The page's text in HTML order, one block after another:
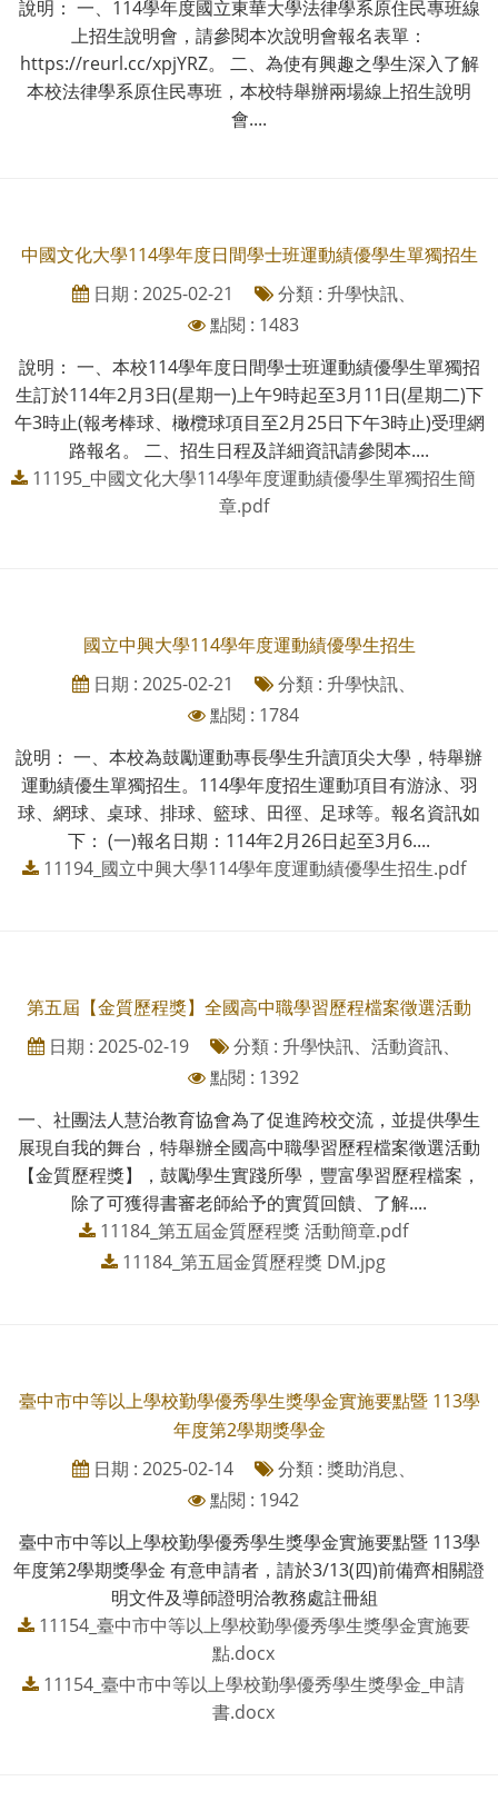
說明： 一、114學年度國立東華大學法律學系原住民專班線
上招生說明會，請參閱本次說明會報名表單：
https://reurl.cc/xpjYRZ。 二、為使有興趣之學生深入了解
本校法律學系原住民專班，本校特舉辦兩場線上招生說明
會....
中國文化大學114學年度日間學士班運動績優學生單獨招生
日期 : 2025-02-21
分類 : 升學快訊、
點閱 : 1483
說明： 一、本校114學年度日間學士班運動績優學生單獨招
生訂於114年2月3日(星期一)上午9時起至3月11日(星期二)下
午3時止(報考棒球、橄欖球項目至2月25日下午3時止)受理網
路報名。 二、招生日程及詳細資訊請參閱本....
11195_中國文化大學114學年度運動績優學生單獨招生簡
章.pdf
國立中興大學114學年度運動績優學生招生
日期 : 2025-02-21
分類 : 升學快訊、
點閱 : 1784
說明： 一、本校為鼓勵運動專長學生升讀頂尖大學，特舉辦
運動績優生單獨招生。114學年度招生運動項目有游泳、羽
球、網球、桌球、排球、籃球、田徑、足球等。報名資訊如
下： (一)報名日期：114年2月26日起至3月6....
11194_國立中興大學114學年度運動績優學生招生.pdf
第五屆【金質歷程獎】全國高中職學習歷程檔案徵選活動
日期 : 2025-02-19
分類 : 升學快訊、活動資訊、
點閱 : 1392
一、社團法人慧治教育協會為了促進跨校交流，並提供學生
展現自我的舞台，特舉辦全國高中職學習歷程檔案徵選活動
【金質歷程獎】，鼓勵學生實踐所學，豐富學習歷程檔案，
除了可獲得書審老師給予的實質回饋、了解....
11184_第五屆金質歷程獎 活動簡章.pdf
11184_第五屆金質歷程獎 DM.jpg
臺中市中等以上學校勤學優秀學生獎學金實施要點暨 113學
年度第2學期獎學金
日期 : 2025-02-14
分類 : 獎助消息、
點閱 : 1942
臺中市中等以上學校勤學優秀學生獎學金實施要點暨 113學
年度第2學期獎學金 有意申請者，請於3/13(四)前備齊相關證
明文件及導師證明洽教務處註冊組
11154_臺中市中等以上學校勤學優秀學生獎學金實施要
點.docx
11154_臺中市中等以上學校勤學優秀學生獎學金_申請
書.docx